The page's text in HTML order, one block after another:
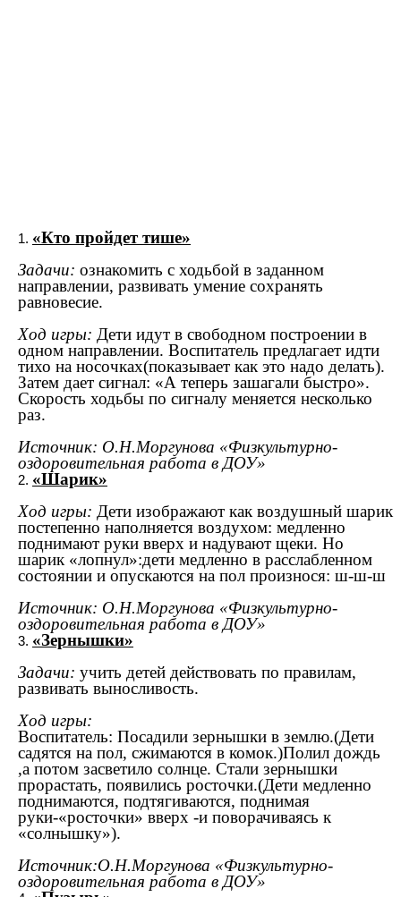
«Кто пройдет тише»
Задачи: ознакомить с ходьбой в заданном
направлении, развивать умение сохранять
равновесие.
Ход игры: Дети идут в свободном построении в
одном направлении. Воспитатель предлагает идти
тихо на носочках(показывает как это надо делать).
Затем дает сигнал: «А теперь зашагали быстро».
Скорость ходьбы по сигналу меняется несколько
раз.
Источник: О.Н.Моргунова «Физкультурно-
оздоровительная работа в ДОУ»
«Шарик»
Ход игры: Дети изображают как воздушный шарик
постепенно наполняется воздухом: медленно
поднимают руки вверх и надувают щеки. Но
шарик «лопнул»:дети медленно в расслабленном
состоянии и опускаются на пол произнося: ш-ш-ш
Источник: О.Н.Моргунова «Физкультурно-
оздоровительная работа в ДОУ»
«Зернышки»
Задачи: учить детей действовать по правилам,
развивать выносливость.
Ход игры:
Воспитатель: Посадили зернышки в землю.(Дети
садятся на пол, сжимаются в комок.)Полил дождь
,а потом засветило солнце. Стали зернышки
прорастать, появились росточки.(Дети медленно
поднимаются, подтягиваются, поднимая
руки-«росточки» вверх -и поворачиваясь к
«солнышку»).
Источник:О.Н.Моргунова «Физкультурно-
оздоровительная работа в ДОУ»